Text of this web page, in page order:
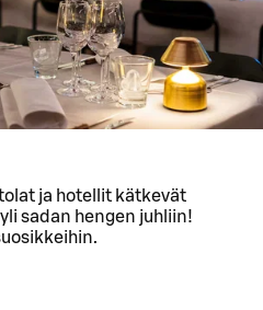
ja hotellit kätkevät
sadan hengen juhliin!